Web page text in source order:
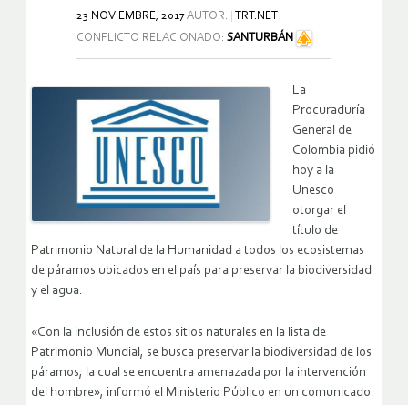
23 NOVIEMBRE, 2017AUTOR:
TRT.NET
CONFLICTO RELACIONADO: SANTURBÁN
La
Procuraduría
General de
Colombia pidió
hoy a la
Unesco
otorgar el
título de
Patrimonio Natural de la Humanidad a todos los ecosistemas
de páramos ubicados en el país para preservar la biodiversidad
y el agua.
«Con la inclusión de estos sitios naturales en la lista de
Patrimonio Mundial, se busca preservar la biodiversidad de los
páramos, la cual se encuentra amenazada por la intervención
del hombre», informó el Ministerio Público en un comunicado.